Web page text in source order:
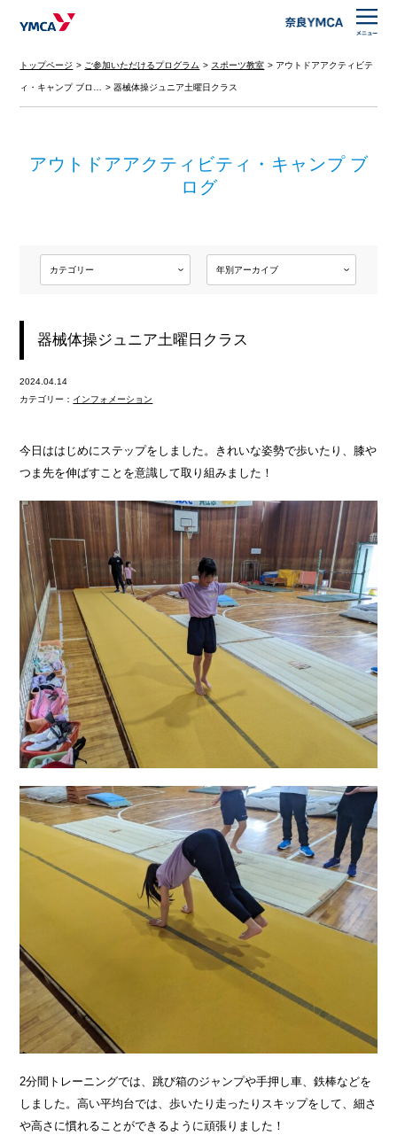
トップページ ご参加いただけるプログラム スポーツ教室 アウトドアアクティビテ
ィ・キャンプ ブロ… 器械体操ジュニア土曜日クラス
アウトドアアクティビティ・キャンプ ブ
ログ
器械体操ジュニア土曜日クラス
2024.04.14
カテゴリー： インフォメーション
今日ははじめにステップをしました。きれいな姿勢で歩いたり、膝や
つま先を伸ばすことを意識して取り組みました！
2分間トレーニングでは、跳び箱のジャンプや手押し車、鉄棒などを
しました。高い平均台では、歩いたり走ったりスキップをして、細さ
や高さに慣れることができるように頑張りました！